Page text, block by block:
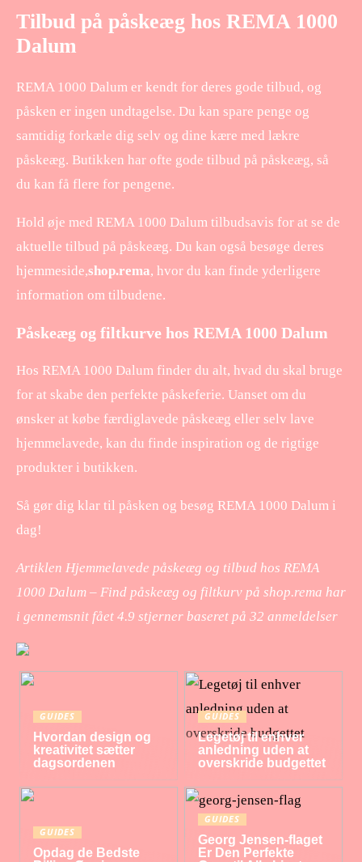
Tilbud på påskeæg hos REMA 1000
Dalum
REMA 1000 Dalum er kendt for deres gode tilbud, og
påsken er ingen undtagelse. Du kan spare penge og
samtidig forkæle dig selv og dine kære med lækre
påskeæg. Butikken har ofte gode tilbud på påskeæg, så
du kan få flere for pengene.
Hold øje med REMA 1000 Dalum tilbudsavis for at se de
aktuelle tilbud på påskeæg. Du kan også besøge deres
hjemmeside,shop.rema, hvor du kan finde yderligere
information om tilbudene.
Påskeæg og filtkurve hos REMA 1000 Dalum
Hos REMA 1000 Dalum finder du alt, hvad du skal bruge
for at skabe den perfekte påskeferie. Uanset om du
ønsker at købe færdiglavede påskeæg eller selv lave
hjemmelavede, kan du finde inspiration og de rigtige
produkter i butikken.
Så gør dig klar til påsken og besøg REMA 1000 Dalum i
dag!
Artiklen Hjemmelavede påskeæg og tilbud hos REMA
1000 Dalum – Find påskeæg og filtkurv på shop.rema har
i gennemsnit fået 4.9 stjerner baseret på 32 anmeldelser
GUIDES
Hvordan design og
kreativitet sætter
dagsordenen
GUIDES
Legetøj til enhver
anledning uden at
overskride budgettet
GUIDES
Opdag de Bedste
GUIDES
Georg Jensen-flaget
Er Den Perfekte